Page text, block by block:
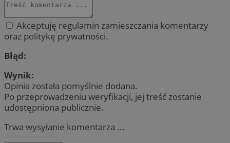
Akceptuję regulamin zamieszczania komentarzy
oraz politykę prywatności.
Błąd:
Wynik:
Opinia została pomyślnie dodana.
Po przeprowadzeniu weryfikacji, jej treść zostanie
udostępniona publicznie.
Trwa wysyłanie komentarza ...